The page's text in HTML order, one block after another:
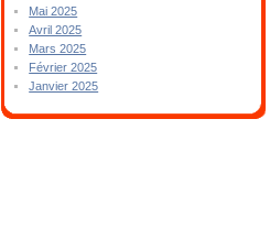
Mai 2025
Avril 2025
Mars 2025
Février 2025
Janvier 2025